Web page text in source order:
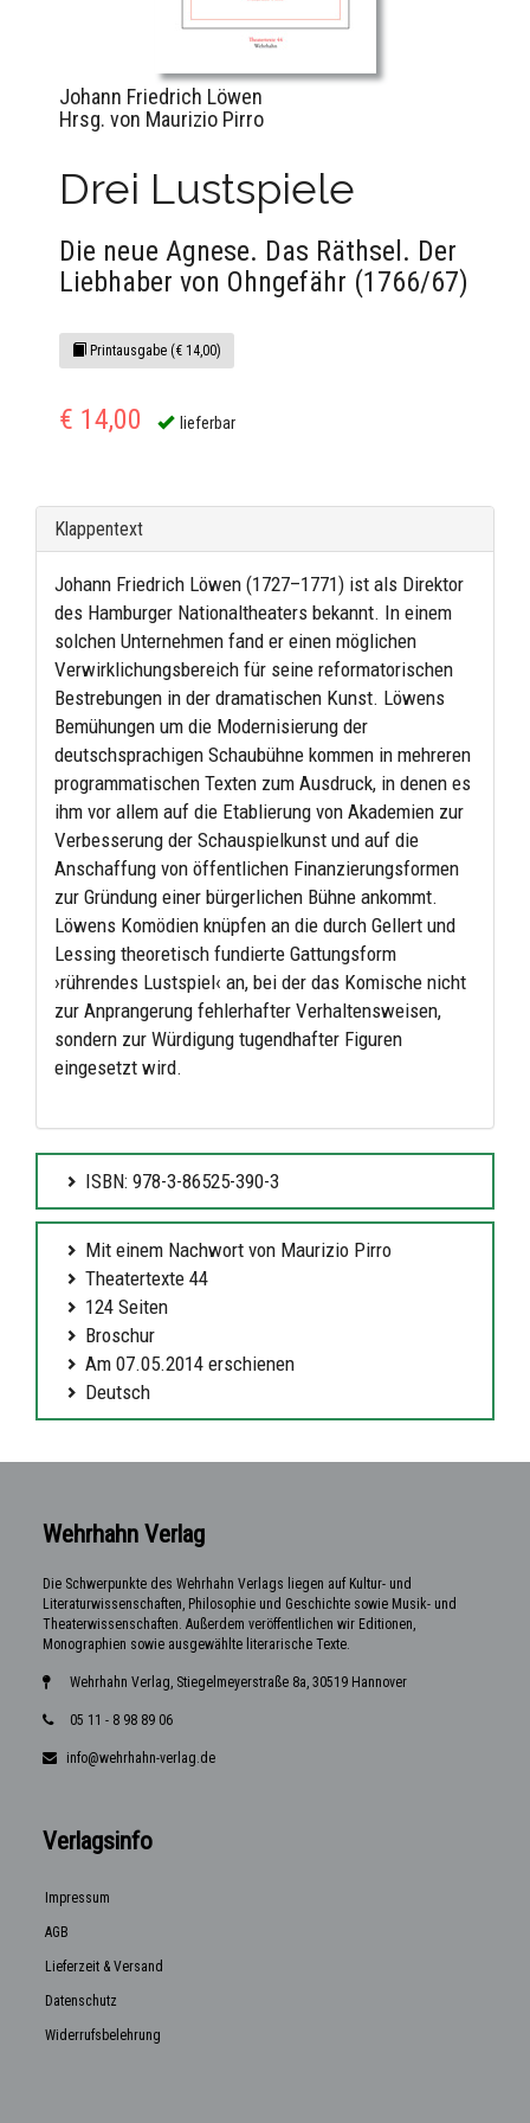
Johann Friedrich Löwen
Hrsg. von Maurizio Pirro
Drei Lustspiele
Die neue Agnese. Das Räthsel. Der
Liebhaber von Ohngefähr (1766/67)
Printausgabe (€ 14,00)
€ 14,00 lieferbar
Klappentext
Johann Friedrich Löwen (1727–1771) ist als Direktor
des Hamburger Nationaltheaters bekannt. In einem
solchen Unternehmen fand er einen möglichen
Verwirklichungsbereich für seine reformatorischen
Bestrebungen in der dramatischen Kunst. Löwens
Bemühungen um die Modernisierung der
deutschsprachigen Schaubühne kommen in mehreren
programmatischen Texten zum Ausdruck, in denen es
ihm vor allem auf die Etablierung von Akademien zur
Verbesserung der Schauspielkunst und auf die
Anschaffung von öffentlichen Finanzierungsformen
zur Gründung einer bürgerlichen Bühne ankommt.
Löwens Komödien knüpfen an die durch Gellert und
Lessing theoretisch fundierte Gattungsform
›rührendes Lustspiel‹ an, bei der das Komische nicht
zur Anprangerung fehlerhafter Verhaltensweisen,
sondern zur Würdigung tugendhafter Figuren
eingesetzt wird.
ISBN: 978-3-86525-390-3
Mit einem Nachwort von Maurizio Pirro
Theatertexte 44
124 Seiten
Broschur
Am 07.05.2014 erschienen
Deutsch
Wehrhahn Verlag
Die Schwerpunkte des Wehrhahn Verlags liegen auf Kultur- und
Literaturwissenschaften, Philosophie und Geschichte sowie Musik- und
Theaterwissenschaften. Außerdem veröffentlichen wir Editionen,
Monographien sowie ausgewählte literarische Texte.
Wehrhahn Verlag, Stiegelmeyerstraße 8a, 30519 Hannover
05 11 - 8 98 89 06
info@wehrhahn-verlag.de
Verlagsinfo
Impressum
AGB
Lieferzeit & Versand
Datenschutz
Widerrufsbelehrung